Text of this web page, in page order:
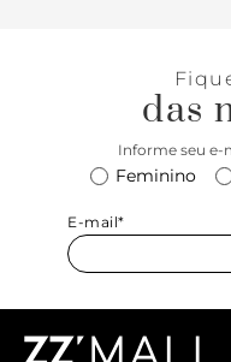
das
Informe seu e-
Feminino
E-mail*